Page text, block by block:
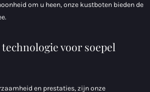
om u heen, onze kustboten bieden de
voor soepel
en prestaties, zijn onze